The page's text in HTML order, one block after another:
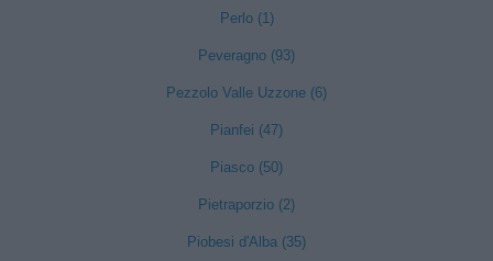
Perlo (1)
Peveragno (93)
Pezzolo Valle Uzzone (6)
Pianfei (47)
Piasco (50)
Pietraporzio (2)
Piobesi d'Alba (35)